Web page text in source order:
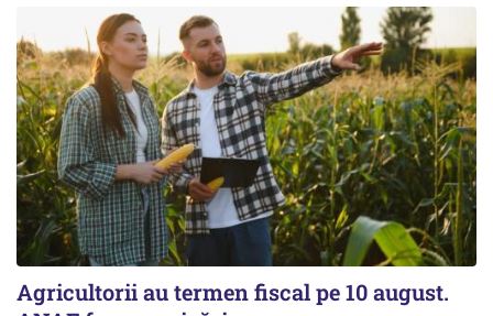
Agricultorii au termen fiscal pe 10 august.